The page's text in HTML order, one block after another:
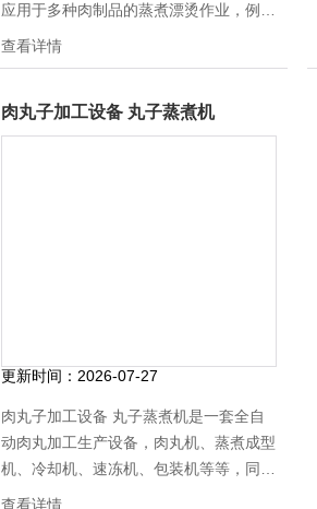
应用于多种肉制品的蒸煮漂烫作业，例如
鸡爪蒸煮机、鸡胸肉蒸煮机、鸭脖蒸煮
安全要求
查看详情
肉丸子加工设备 丸子蒸煮机
更新时间： 2026-07-27
肉丸子加工设备 丸子蒸煮机是一套全自
动肉丸加工生产设备，肉丸机、蒸煮成型
机、冷却机、速冻机、包装机等等，同食
品直接接触采用sus304食品级不锈钢板
查看详情